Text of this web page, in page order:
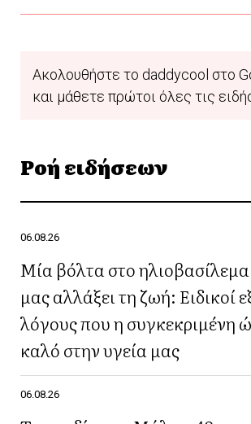
Ακολουθήστε το daddycool στο
και μάθετε πρώτοι όλες τις
Ροή ειδήσεων
06.08.26
Μία βόλτα στο
μας αλλάξει τη ζωή: Ειδικοί
λόγους που η συγκεκριμένη
καλό στην υγεία μας
06.08.26